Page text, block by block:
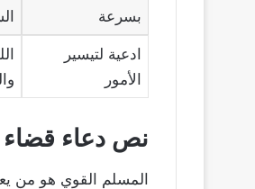
بسرعة
ادعية لتيسير
الأمور
نص دعاء قضاء
المسلم القوي هو من